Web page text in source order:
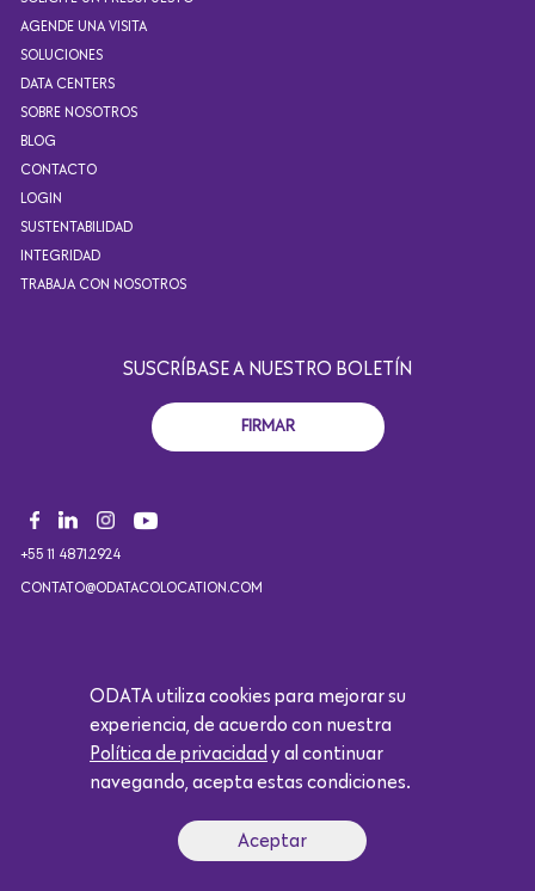
AGENDE UNA VISITA
SOLUCIONES
DATA CENTERS
SOBRE NOSOTROS
BLOG
CONTACTO
LOGIN
SUSTENTABILIDAD
INTEGRIDAD
TRABAJA CON NOSOTROS
SUSCRÍBASE A NUESTRO BOLETÍN
FIRMAR
+55 11 4871.2924
CONTATO@ODATACOLOCATION.COM
Copyright 2021. Todos los derechos reservados. Diseñado por
ODATA utiliza cookies para mejorar su
experiencia, de acuerdo con nuestra
Política de privacidad y al continuar
navegando, acepta estas condiciones.
Aceptar
Logótipo da Google